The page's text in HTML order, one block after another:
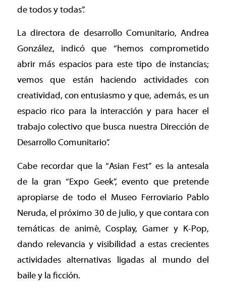
de todos y todas”.
La directora de desarrollo Comunitario, Andrea
González, indicó que “hemos comprometido
abrir más espacios para este tipo de instancias;
vemos que están haciendo actividades con
creatividad, con entusiasmo y que, además, es un
espacio rico para la interacción y para hacer el
trabajo colectivo que busca nuestra Dirección de
Desarrollo Comunitario”.
Cabe recordar que la “Asian Fest” es la antesala
de la gran “Expo Geek”, evento que pretende
apropiarse de todo el Museo Ferroviario Pablo
Neruda, el próximo 30 de julio, y que contara con
temáticas de animé, Cosplay, Gamer y K-Pop,
dando relevancia y visibilidad a estas crecientes
actividades alternativas ligadas al mundo del
baile y la ficción.